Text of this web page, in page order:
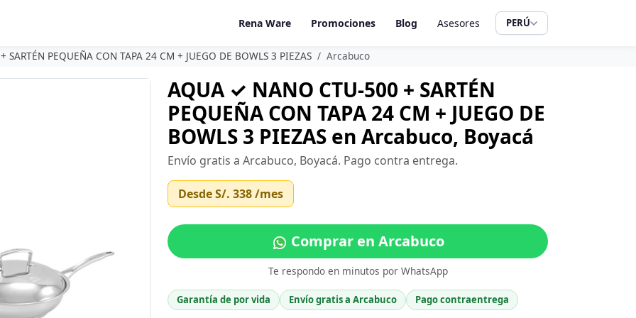
Rena Ware Promociones Blog Asesores PERÚ
PEQUEÑA CON TAPA 24 CM + JUEGO DE BOWLS 3 PIEZAS Arcabuco
AQUA ✓ NANO CTU-500 + SARTÉN
PEQUEÑA CON TAPA 24 CM + JUEGO DE
BOWLS 3 PIEZAS en Arcabuco, Boyacá
Envío gratis a Arcabuco, Boyacá. Pago contra entrega.
DesdeS/. 338/mes
Comprar en Arcabuco
Te respondo en minutos por WhatsApp
Garantía de por vida Envío gratis a Arcabuco Pago contraentrega